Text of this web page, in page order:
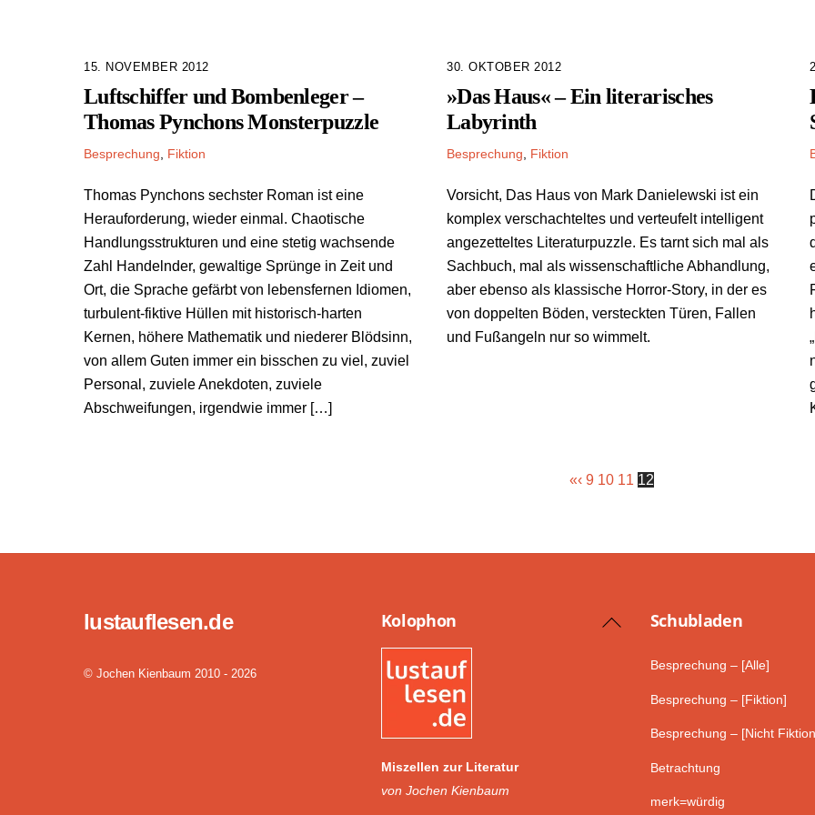
15. NOVEMBER 2012
Luftschiffer und Bombenleger –
Thomas Pynchons Monsterpuzzle
Besprechung Fiktion
Thomas Pynchons sechster Roman ist eine
Herauforderung, wieder einmal. Chaotische
Handlungsstrukturen und eine stetig wachsende
Zahl Handelnder, gewaltige Sprünge in Zeit und
Ort, die Sprache gefärbt von lebensfernen Idiomen,
turbulent-fiktive Hüllen mit historisch-harten
Kernen, höhere Mathematik und niederer Blödsinn,
von allem Guten immer ein bisschen zu viel, zuviel
Personal, zuviele Anekdoten, zuviele
Abschweifungen, irgendwie immer […]
30. OKTOBER 2012
»Das Haus« – Ein literarisches
Labyrinth
Besprechung Fiktion
Vorsicht, Das Haus von Mark Danielewski ist ein
komplex verschachteltes und verteufelt intelligent
angezetteltes Literaturpuzzle. Es tarnt sich mal als
Sachbuch, mal als wissenschaftliche Abhandlung,
aber ebenso als klassische Horror-Story, in der es
von doppelten Böden, versteckten Türen, Fallen
und Fußangeln nur so wimmelt.
«‹ 9 10 11 12
Back
lustauflesen.de
© Jochen Kienbaum 2010 - 2026
Kolophon
Miszellen zur Literatur
von Jochen Kienbaum
Schub­laden
Besprechung – [Alle]
Besprechung – [Fiktion]
Besprechung – [Nicht
Betrachtung
merk=würdig